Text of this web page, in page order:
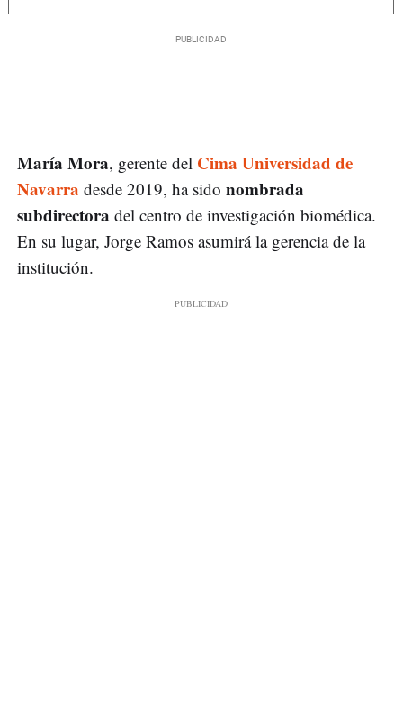
María Mora, gerente del Cima Universidad de
Navarra desde 2019, ha sido nombrada
subdirectora del centro de investigación biomédica.
En su lugar, Jorge Ramos asumirá la gerencia de la
institución.